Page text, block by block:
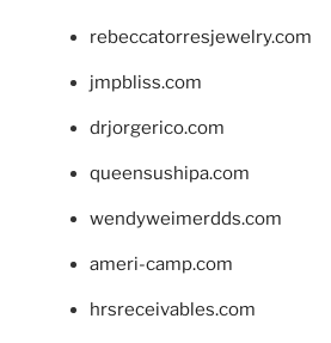
rebeccatorresjewelry.com
jmpbliss.com
drjorgerico.com
queensushipa.com
wendyweimerdds.com
ameri-camp.com
hrsreceivables.com